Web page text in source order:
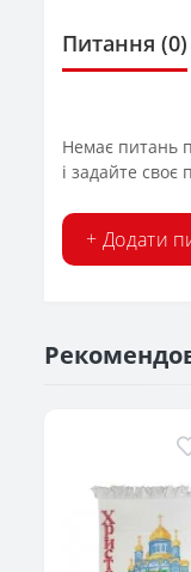
Питання (0)
Немає питань
і задайте своє
+ Додати